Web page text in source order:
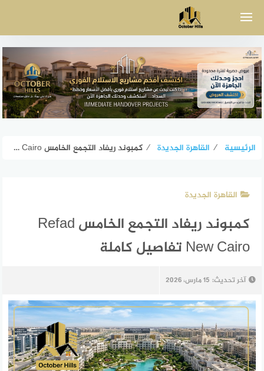
الرئيسية ⁄ القاهرة الجديدة ⁄ كمبوند ريفاد التجمع الخامس Refad New Cairo تفاصيل كاملة
القاهرة الجديدة
كمبوند ريفاد التجمع الخامس Refad
New Cairo تفاصيل كاملة
آخر تحديث: 15 مارس، 2026